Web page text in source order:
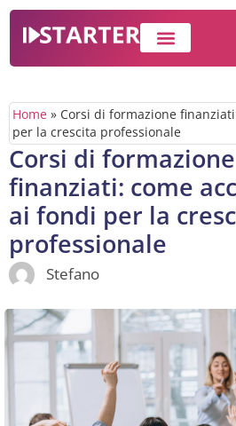
Home » Corsi di formazione
per la crescita professionale
Corsi di formazione
finanziati: come
ai fondi per la
professionale
Stefano